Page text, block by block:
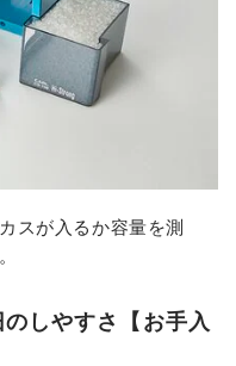
スが入るか容量を測
しやすさ【お手入